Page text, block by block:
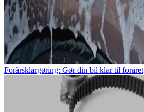
Forårsklargøring: Gør din bil klar til foråret